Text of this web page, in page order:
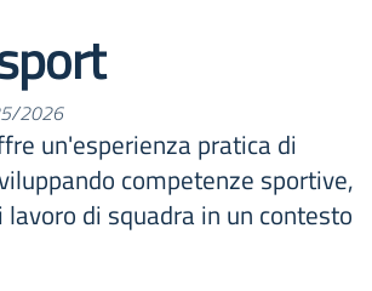
2026
un'esperienza pratica di
competenze sportive,
di squadra in un contesto